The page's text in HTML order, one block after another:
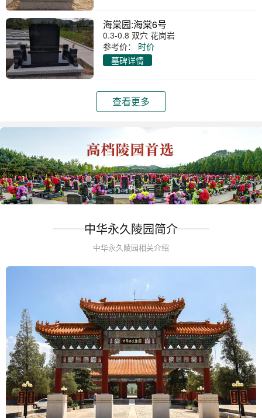
海棠园:海棠6号
0.3-0.8 双穴 花岗岩
参考价：
时价
墓碑详情
查看更多
中华永久陵园简介
中华永久陵园相关介绍